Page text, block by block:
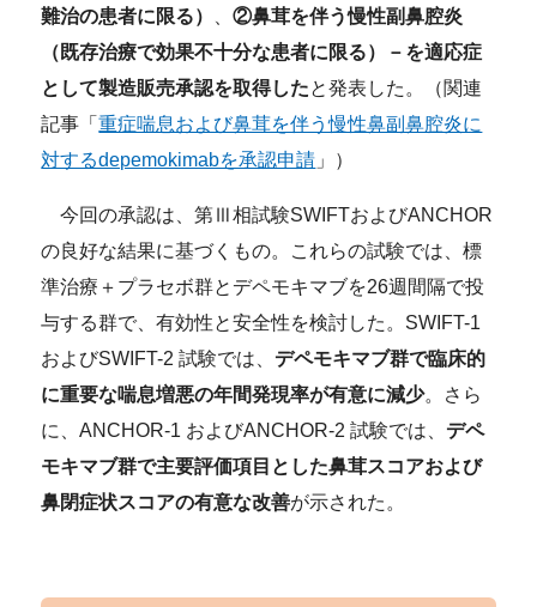
難治の患者に限る）
、②鼻茸を伴う慢性副鼻腔炎
（既存治療で効果不十分な患者に限る）－を適応症
として製造販売承認を取得したと発表した。（関連
記事「重症喘息および鼻茸を伴う慢性鼻副鼻腔炎に
対するdepemokimabを承認申請 」）
今回の承認は、第Ⅲ相試験SWIFTおよびANCHOR
の良好な結果に基づくもの。これらの試験では、標
準治療＋プラセボ群とデペモキマブを26週間隔で投
与する群で、有効性と安全性を検討した。SWIFT-1
およびSWIFT-2 試験では、 デペモキマブ群で臨床的
に重要な喘息増悪の年間発現率が有意に減少。さら
に、ANCHOR-1 およびANCHOR-2 試験では、 デペ
モキマブ群で主要評価項目とした鼻茸スコアおよび
鼻閉症状スコアの有意な改善が示された。